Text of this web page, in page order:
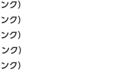
ク）
ク）
ク）
ク）
ク）